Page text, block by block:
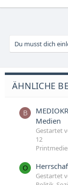
Du musst dich
ÄHNLICHE
B
Medien
Gestartet
12
O
Gestartet